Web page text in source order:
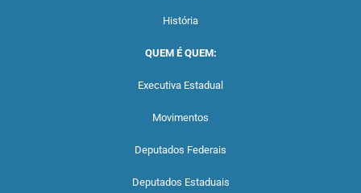
História
QUEM É QUEM:
Executiva Estadual
Movimentos
Deputados Federais
Deputados Estaduais